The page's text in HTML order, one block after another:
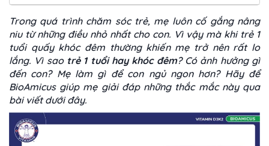
Trong quá trình chăm sóc trẻ, mẹ luôn cố gắng nâng
niu từ những điều nhỏ nhất cho con. Vì vậy mà khi trẻ 1
tuổi quấy khóc đêm thường khiến mẹ trở nên rất lo
lắng. Vì saotrẻ 1 tuổi hay khóc đêm? Có ảnh hưởng gì
đến con? Mẹ làm gì để con ngủ ngon hơn? Hãy để
BioAmicus giúp mẹ giải đáp những thắc mắc này qua
bài viết dưới đây.